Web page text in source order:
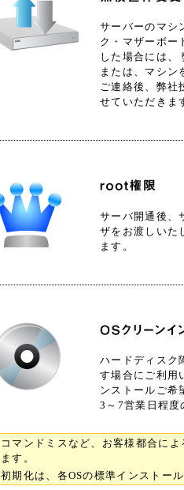
サーバーのマシ
ク・マザーボー
した場合には、
または、マシン
ご連絡後、弊社
せていただきま
サーバ開通後
ザをお渡しいた
ます。
ハードディスク
す場合にご利用
ンストールご希
3～7営業日程度
コマンドミスなど、お客様都合に
ます。
初期化は、各OSの標準インストール